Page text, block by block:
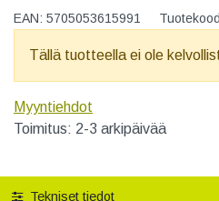
EAN: 5705053615991
Tällä tuotteella ei ole
Myyntiehdot
Toimitus: 2-3 arkipäivää
Tekniset tiedot